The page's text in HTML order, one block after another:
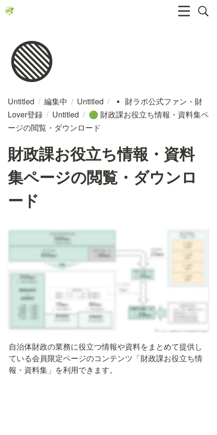
🟢
Untitled / 編集中 / Untitled / ▪️
財ラボ公式ファン・財
Lover登録 / Untitled / 🟢 財政課お役立ち情報・資料集ペ
ージの閲覧・ダウンロード
財政課お役立ち情報・資料
集ページの閲覧・ダウンロ
ード
自治体財政の業務に役立つ情報や資料をまとめて提供し
ている会員限定ページのコンテンツ「財政課お役立ち情
報・資料集」を利用できます。